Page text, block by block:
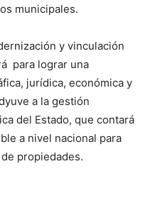
municipales.
y vinculación
para lograr una
jurídica, económica y
a la gestión
del Estado, que contará
a nivel nacional para
propiedades.